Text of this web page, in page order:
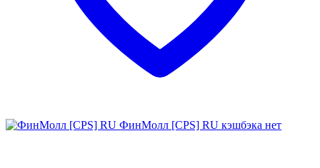
ФинМолл [CPS] RU кэшбэка нет